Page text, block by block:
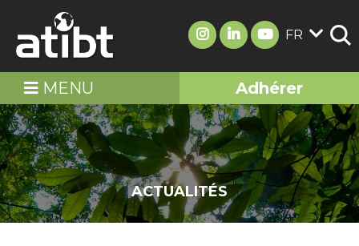
FR
MENU Adhérer
ACTUALITÉS